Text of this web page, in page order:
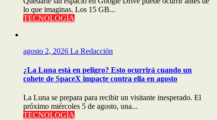
lo que imaginas. Los 15 GB...
TECNOLOGÍA
agosto 2, 2026 La Redacción
¿La Luna está en peligro? Esto ocurrirá cuando un
cohete de SpaceX impacte contra ella en agosto
La Luna se prepara para recibir un visitante inesperado. El
próximo miércoles 5 de agosto, una...
TECNOLOGÍA